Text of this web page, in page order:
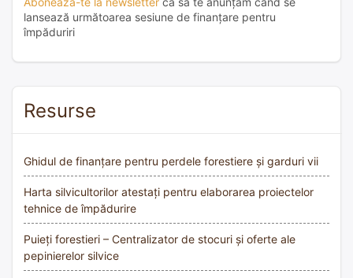
lansează următoarea sesiune de finanțare pentru
împăduriri
Resurse
Ghidul de finanțare pentru perdele forestiere și garduri vii
Harta silvicultorilor atestați pentru elaborarea proiectelor
tehnice de împădurire
Puieți forestieri – Centralizator de stocuri și oferte ale
pepinierelor silvice